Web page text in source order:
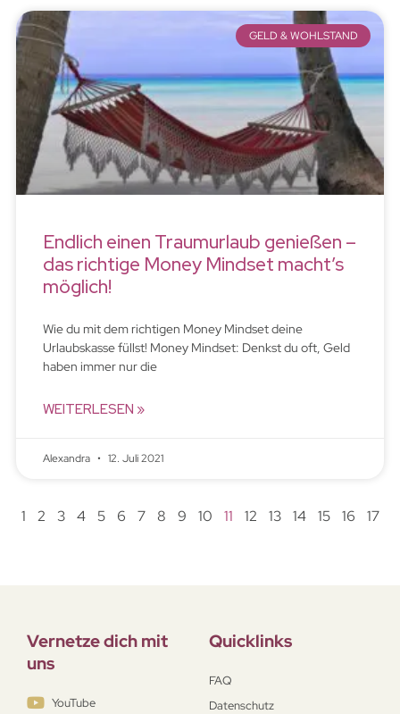
GELD & WOHLSTAND
Endlich einen Traumurlaub genießen –
das richtige Money Mindset macht’s
möglich!
Wie du mit dem richtigen Money Mindset deine
Urlaubskasse füllst! Money Mindset: Denkst du oft, Geld
haben immer nur die
WEITERLESEN »
Alexandra 12. Juli 2021
1 2 3 4 5 6 7 8 9 10 11 12 13 14 15 16 17
Vernetze dich mit
uns
YouTube
Quicklinks
FAQ
Datenschutz